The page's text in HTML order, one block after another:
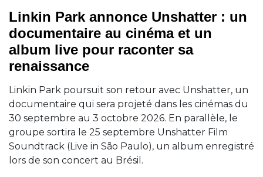
Linkin Park annonce Unshatter : un
documentaire au cinéma et un
album live pour raconter sa
renaissance
Linkin Park poursuit son retour avec Unshatter, un
documentaire qui sera projeté dans les cinémas du
30 septembre au 3 octobre 2026. En parallèle, le
groupe sortira le 25 septembre Unshatter Film
Soundtrack (Live in São Paulo), un album enregistré
lors de son concert au Brésil.